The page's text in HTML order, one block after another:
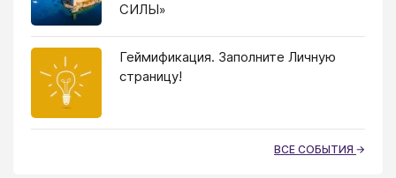
СИЛЫ»
Геймификация. Заполните Личную
страницу!
ВСЕ СОБЫТИЯ